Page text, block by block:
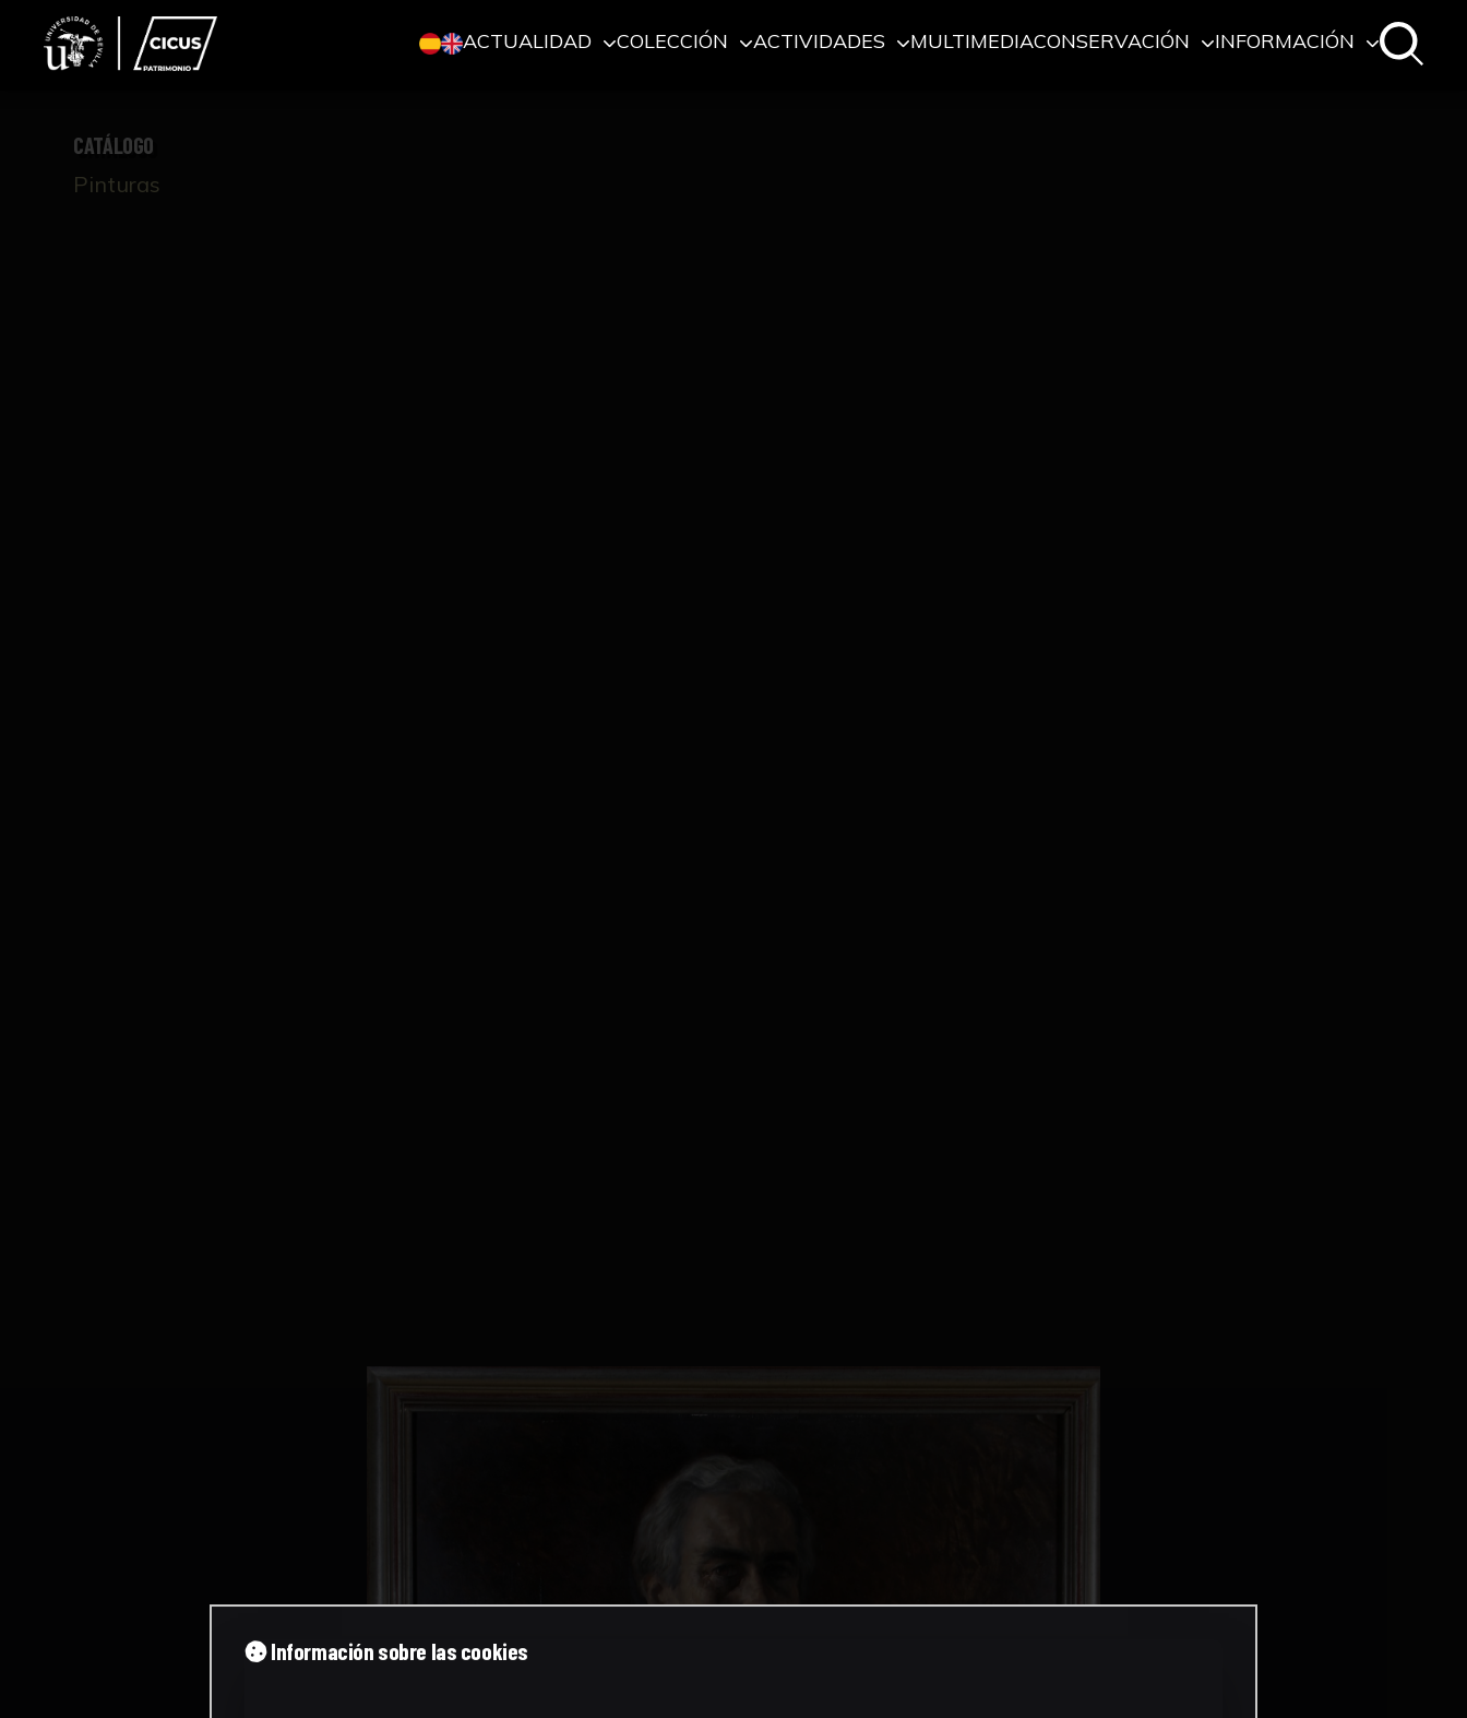
ACTUALIDAD COLECCIÓN ACTIVIDADES MULTIMEDIACONSERVACIÓN INFORMACIÓN
CATÁLOGO
Pinturas
Información sobre las cookies